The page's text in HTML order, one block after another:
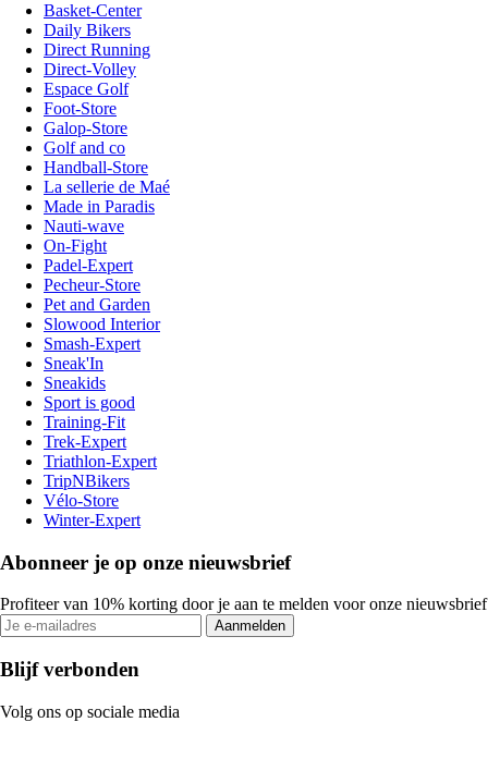
Basket-Center
Daily Bikers
Direct Running
Direct-Volley
Espace Golf
Foot-Store
Galop-Store
Golf and co
Handball-Store
La sellerie de Maé
Made in Paradis
Nauti-wave
On-Fight
Padel-Expert
Pecheur-Store
Pet and Garden
Slowood Interior
Smash-Expert
Sneak'In
Sneakids
Sport is good
Training-Fit
Trek-Expert
Triathlon-Expert
TripNBikers
Vélo-Store
Winter-Expert
Abonneer je op onze nieuwsbrief
Profiteer van 10% korting door je aan te melden voor onze nieuwsbrief
Aanmelden
Blijf verbonden
Volg ons op sociale media